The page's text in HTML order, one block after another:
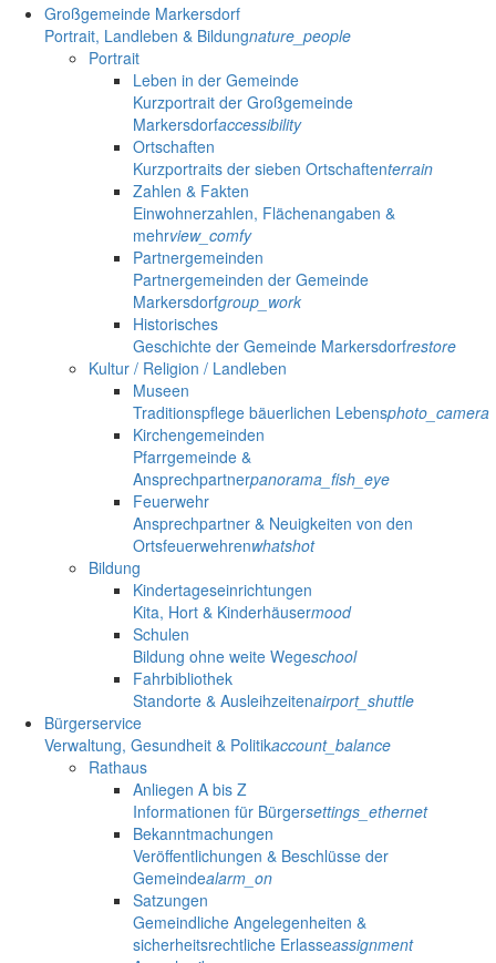
Großgemeinde Markersdorf
Portrait, Landleben & Bildungnature_people
Portrait
Leben in der Gemeinde
Kurzportrait der Großgemeinde
Markersdorfaccessibility
Ortschaften
Kurzportraits der sieben Ortschaftenterrain
Zahlen & Fakten
Einwohnerzahlen, Flächenangaben &
mehrview_comfy
Partnergemeinden
Partnergemeinden der Gemeinde
Markersdorfgroup_work
Historisches
Geschichte der Gemeinde Markersdorfrestore
Kultur / Religion / Landleben
Museen
Traditionspflege bäuerlichen Lebensphoto_camera
Kirchengemeinden
Pfarrgemeinde &
Ansprechpartnerpanorama_fish_eye
Feuerwehr
Ansprechpartner & Neuigkeiten von den
Ortsfeuerwehrenwhatshot
Bildung
Kindertageseinrichtungen
Kita, Hort & Kinderhäusermood
Schulen
Bildung ohne weite Wegeschool
Fahrbibliothek
Standorte & Ausleihzeitenairport_shuttle
Bürgerservice
Verwaltung, Gesundheit & Politikaccount_balance
Rathaus
Anliegen A bis Z
Informationen für Bürgersettings_ethernet
Bekanntmachungen
Veröffentlichungen & Beschlüsse der
Gemeindealarm_on
Satzungen
Gemeindliche Angelegenheiten &
sicherheitsrechtliche Erlasseassignment